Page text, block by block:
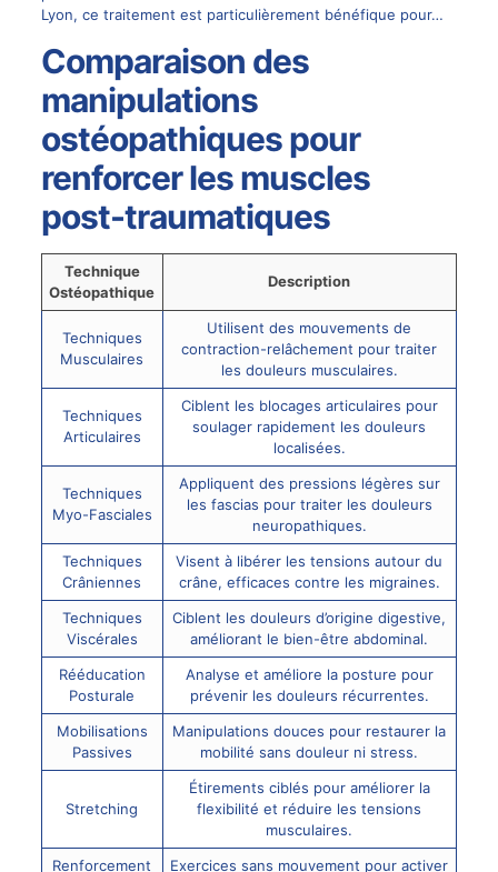
Lyon, ce traitement est particulièrement bénéfique pour…
Comparaison des
manipulations
ostéopathiques pour
renforcer les muscles
post-traumatiques
Technique
Ostéopathique
Description
Techniques
Musculaires
Utilisent des mouvements de
contraction-relâchement pour traiter
les douleurs musculaires.
Techniques
Articulaires
Ciblent les blocages articulaires pour
soulager rapidement les douleurs
localisées.
Techniques
Myo-Fasciales
Appliquent des pressions légères sur
les fascias pour traiter les douleurs
neuropathiques.
Techniques
Crâniennes
Visent à libérer les tensions autour du
crâne, efficaces contre les migraines.
Techniques
Viscérales
Ciblent les douleurs d’origine digestive,
améliorant le bien-être abdominal.
Rééducation
Posturale
Analyse et améliore la posture pour
prévenir les douleurs récurrentes.
Mobilisations
Passives
Manipulations douces pour restaurer la
mobilité sans douleur ni stress.
Stretching
Étirements ciblés pour améliorer la
flexibilité et réduire les tensions
musculaires.
Renforcement
Exercices sans mouvement pour activer